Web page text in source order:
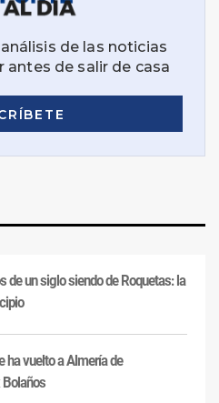
de un siglo siendo de Roquetas: la
ha vuelto a Almería de